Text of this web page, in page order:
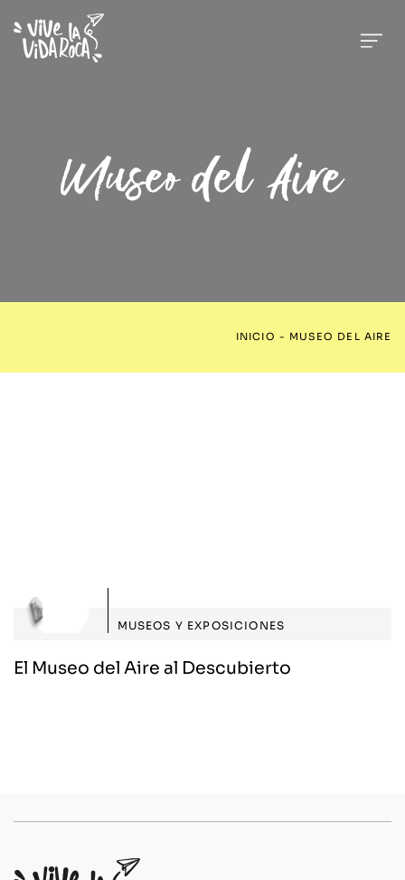
Museo del Aire
INICIO - MUSEO DEL AIRE
MUSEOS Y EXPOSICIONES
El Museo del Aire al Descubierto